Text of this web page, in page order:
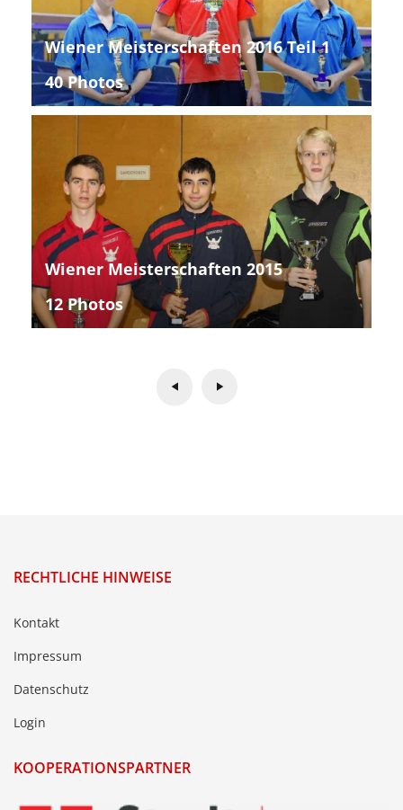
Wiener Meisterschaften 2016 Teil 1
40 Photos
Wiener Meisterschaften 2015
12 Photos
RECHTLICHE HINWEISE
Kontakt
Impressum
Datenschutz
Login
KOOPERATIONSPARTNER